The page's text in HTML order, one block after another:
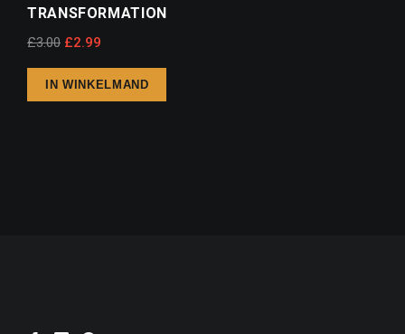
TRANSFORMATION
£3.00 £2.99
IN WINKELMAND